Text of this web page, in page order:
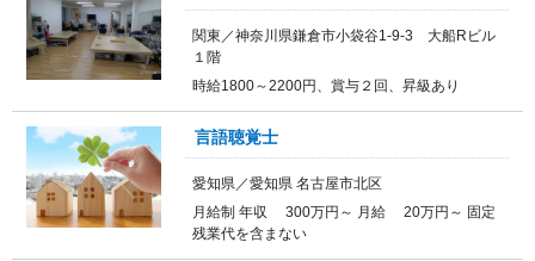
関東／神奈川県鎌倉市小袋谷1-9-3 大船Rビル
１階
時給1800～2200円、賞与２回、昇級あり
言語聴覚士
愛知県／愛知県 名古屋市北区
月給制 年収 300万円～ 月給 20万円～ 固定
残業代を含まない